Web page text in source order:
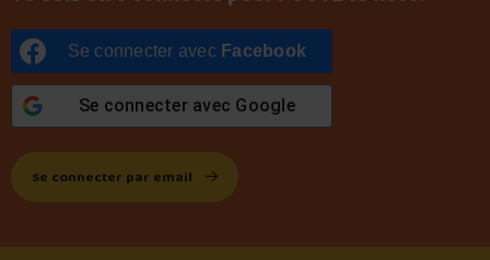
Se connecter avec Facebook
Se connecter avec Google
Se connecter par email